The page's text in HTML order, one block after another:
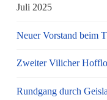
Juli 2025
Neuer Vorstand beim
Zweiter Vilicher
Rundgang durch